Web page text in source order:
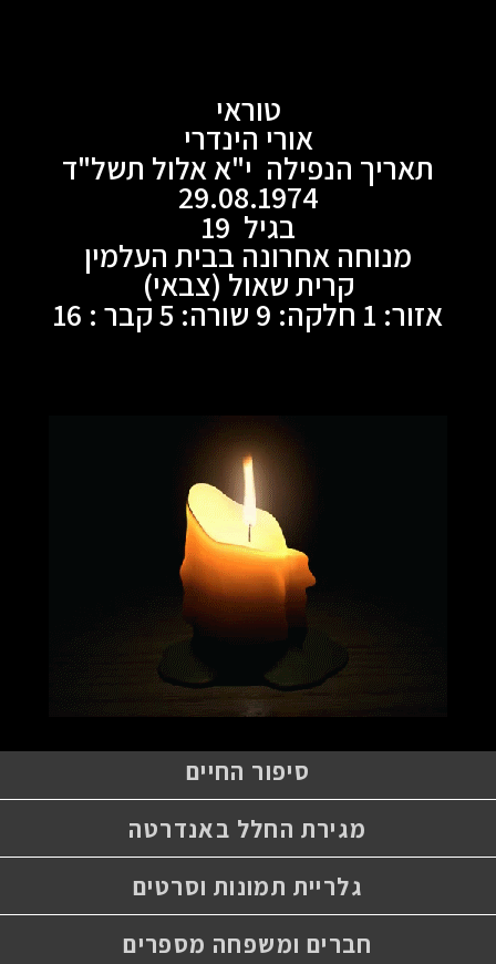
טוראי
אורי הינדרי
תאריך הנפילה י"א אלול תשל"ד
29.08.1974
בגיל 19
מנוחה אחרונה בבית העלמין
קרית שאול (צבאי)
אזור: 1 חלקה: 9 שורה: 5 קבר : 16
סיפור החיים
מגירת החלל באנדרטה
גלריית תמונות וסרטים
חברים ומשפחה מספרים